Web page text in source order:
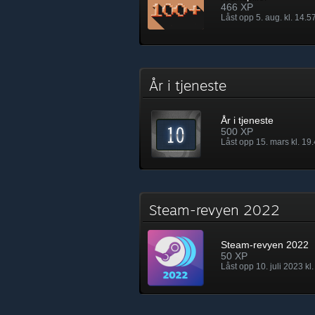
466 XP
Låst opp 5. aug. kl. 14.57
År i tjeneste
År i tjeneste
500 XP
Låst opp 15. mars kl.
Steam-revyen 2022
Steam-revyen 2022
50 XP
Låst opp 10. juli 2023 kl.